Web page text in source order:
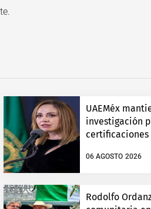
UAEMéx
investigación
06 AGOSTO 2026
Rodolfo